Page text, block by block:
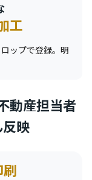
工
ップで登録。明
動産担当者
映